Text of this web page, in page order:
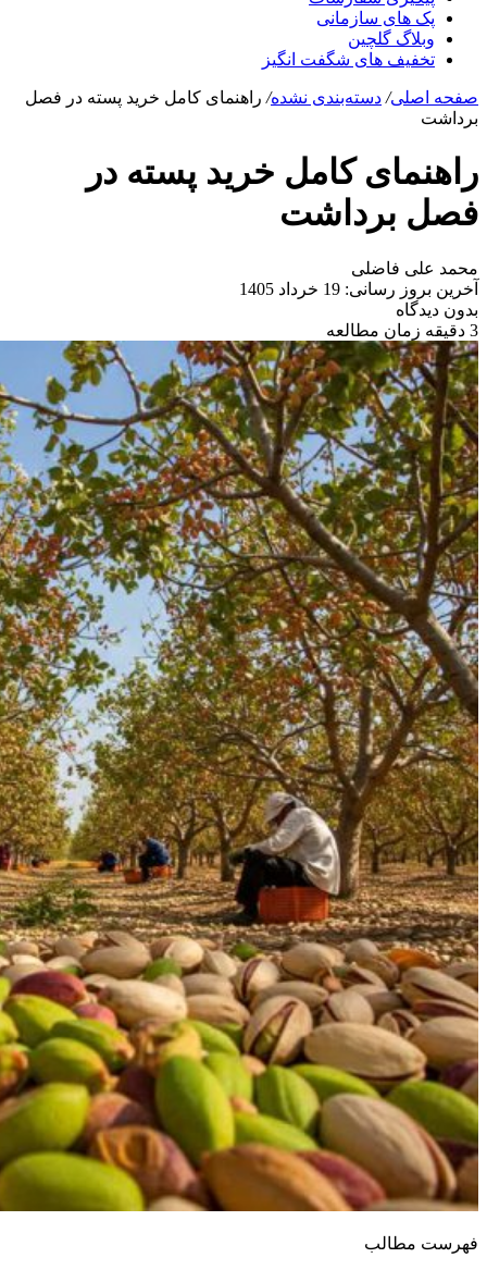
پک های سازمانی
وبلاگ گلچین
تخفیف های شگفت انگیز
صفحه اصلی/ دسته‌بندی نشده/ راهنمای کامل خرید پسته در فصل
برداشت
راهنمای کامل خرید پسته در
فصل برداشت
محمد علی فاضلی
آخرین بروز رسانی: 19 خرداد 1405
بدون دیدگاه
3 دقیقه زمان مطالعه
فهرست مطالب